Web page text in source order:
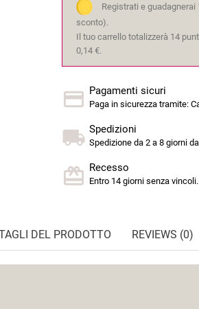
Registrati e guadagnerai
sconto).
Il tuo carrello totalizzerà 14
0,14 €.
Pagamenti sicuri
Paga in sicurezza tramite:
Spedizioni
Spedizione da 2 a 8 giorni
Recesso
Entro 14 giorni senza vincoli.
DEL PRODOTTO REVIEWS (0)